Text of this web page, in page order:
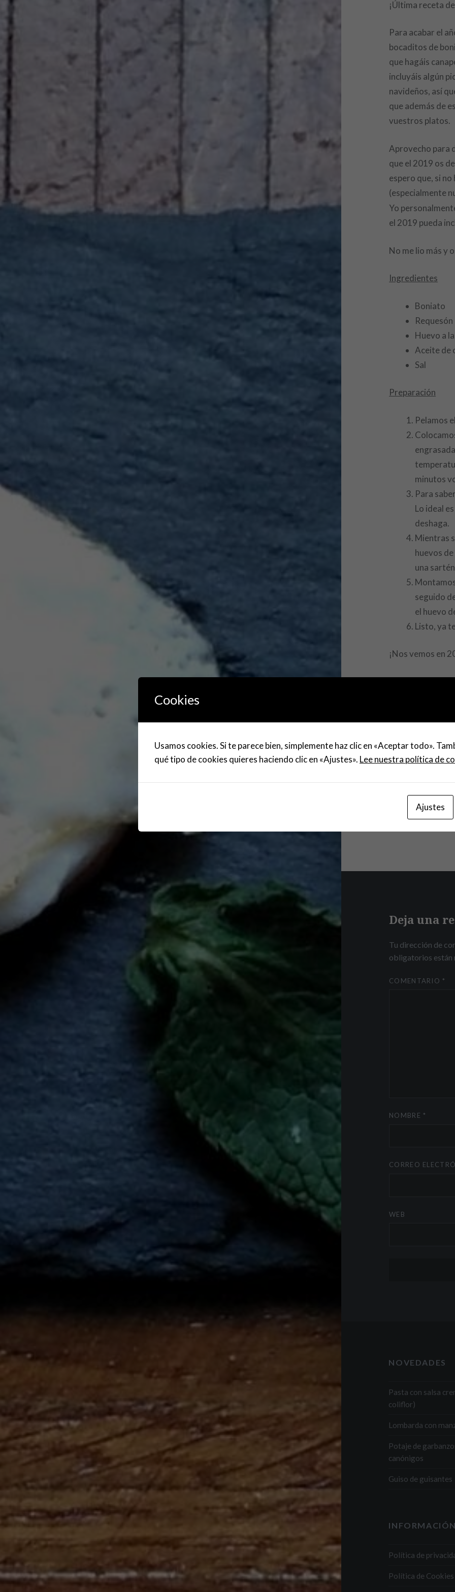
¡Última receta
Para acabar el
bocaditos de
que hagáis
incluyáis algún
navideños, así
que además de
vuestros platos.
Aprovecho para
que el 2019 os
espero que, si
(especialmente
Yo
el 2019 pueda
No me lio más y
Ingredientes
Boniato
Requesón
Huevo a
Aceite de
Sal
Preparación
Pelamos
minutos
Para
Lo ideal
deshaga.
Mientras
huevos
una
seguido
el huevo
Listo, ya
¡Nos vemos en
de
entradas
Deja una
Tu dirección de
obligatorios están
COMENTARIO *
NOMBRE *
CORREO
WEB
NOVEDADES
Pasta con salsa
coliflor)
Lombarda con
Potaje de
canónigos
Guiso de guisantes
Política de
Política de Cookies
Cookies
Usamos cookies. Si te parece bien, simplemente haz clic en «Aceptar todo».
qué tipo de cookies quieres haciendo clic en «Ajustes». Lee nuestra política de
Ajustes